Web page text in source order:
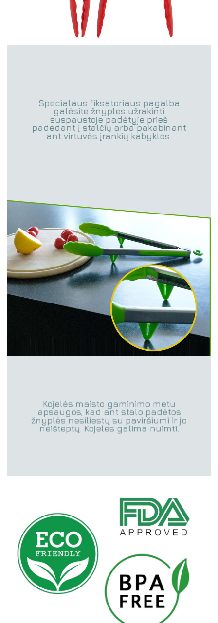
Specialaus fiksatoriaus pagalba
galėsite žnyples užrakinti
suspaustoje padėtyje prieš
padedant į stalčių arba pakabinant
ant virtuvės įrankių kabyklos.
Kojelės maisto gaminimo metu
apsaugos, kad ant stalo padėtos
žnyplės nesiliestų su paviršiumi ir jo
neišteptų. Kojeles galima nuimti.